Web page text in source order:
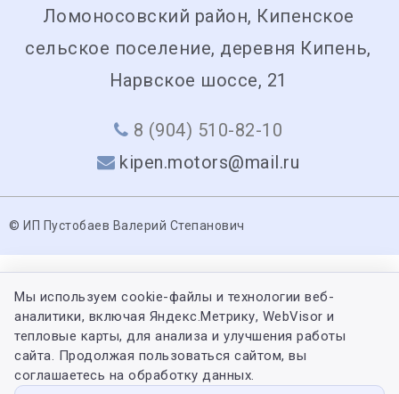
Ломоносовский район, Кипенское
сельское поселение, деревня Кипень,
Нарвское шоссе, 21
8 (904) 510-82-10
kipen.motors@mail.ru
© ИП Пустобаев Валерий Степанович
Мы используем cookie-файлы и технологии веб-
аналитики, включая Яндекс.Метрику, WebVisor и
тепловые карты, для анализа и улучшения работы
сайта. Продолжая пользоваться сайтом, вы
соглашаетесь на обработку данных.